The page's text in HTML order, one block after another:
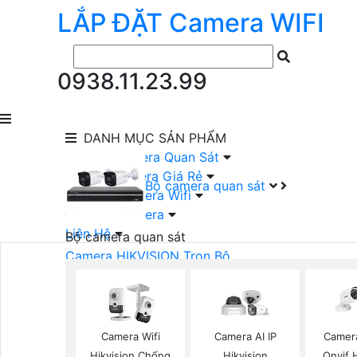
LẮP ĐẶT Camera WIFI
0938.11.23.99
DANH MỤC SẢN PHẨM
Bộ camera quan sát
Bộ camera quan sát
Camera HIKVISION Trọn Bộ
Camera DAHUA Trọn Bộ
Camera giá Rẻ Trọn Bộ
Bộ Camera Nên Dùng
Bộ Camera Có Màu Ban Đêm
lắp Đặt Camera Quan Sát
Lắp Bộ Camera Giá Rẻ
Lắp Đặt Camera Wifi
Đầu Ghi Camera
Liên Hệ
Camera Wifi
Camera AI IP